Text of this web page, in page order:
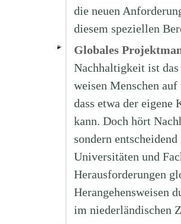
die neuen
diesem speziellen
Globales
Nachhaltigkeit ist
weisen Menschen
dass etwa der
kann. Doch hört
sondern
Universitäten und
Herausforderungen
Herangehensweisen
im niederländischen